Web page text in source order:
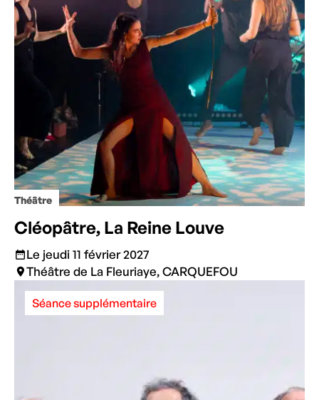
Théâtre
Cléopâtre, La Reine Louve
Le jeudi 11 février 2027
Théâtre de La Fleuriaye, CARQUEFOU
Séance supplémentaire